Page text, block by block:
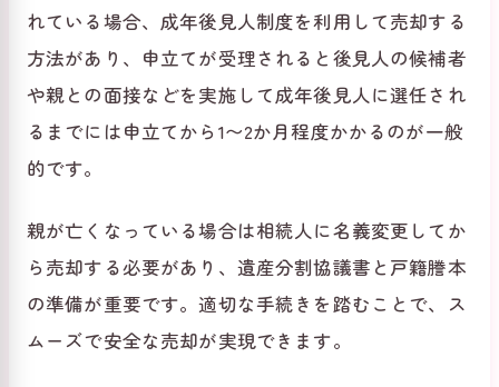
れている場合、成年後見人制度を利用して売却する
方法があり、申立てが受理されると後見人の候補者
や親との面接などを実施して成年後見人に選任され
るまでには申立てから1〜2か月程度かかるのが一般
的です。
親が亡くなっている場合は相続人に名義変更してか
ら売却する必要があり、遺産分割協議書と戸籍謄本
の準備が重要です。適切な手続きを踏むことで、ス
ムーズで安全な売却が実現できます。